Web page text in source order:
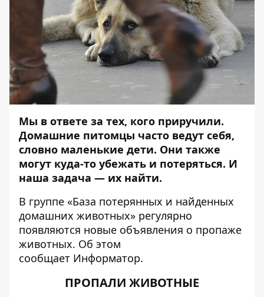
Мы в ответе за тех, кого приручили.
Домашние питомцы часто ведут себя,
словно маленькие дети. Они также
могут куда-то убежать и потеряться. И
наша задача — их найти.
В группе «База потерянных и найденных
домашних животных» регулярно
появляются новые объявления о пропаже
животных. Об этом
сообщает Информатор.
ПРОПАЛИ ЖИВОТНЫЕ